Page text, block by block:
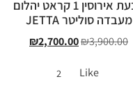
טבעת אירוסין 1 קראט יהלום
מעבדה סוליטר JETTA
₪3,900.00
₪2,700.00
Like